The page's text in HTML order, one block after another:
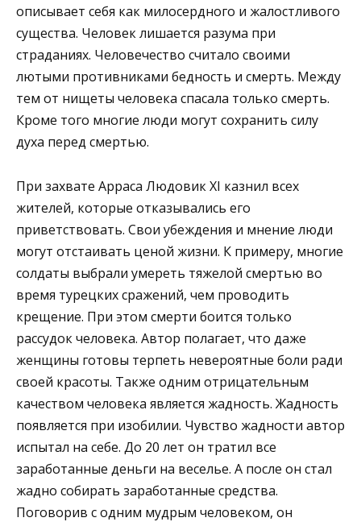
описывает себя как милосердного и жалостливого
существа. Человек лишается разума при
страданиях. Человечество считало своими
лютыми противниками бедность и смерть. Между
тем от нищеты человека спасала только смерть.
Кроме того многие люди могут сохранить силу
духа перед смертью.
При захвате Арраса Людовик XI казнил всех
жителей, которые отказывались его
приветствовать. Свои убеждения и мнение люди
могут отстаивать ценой жизни. К примеру, многие
солдаты выбрали умереть тяжелой смертью во
время турецких сражений, чем проводить
крещение. При этом смерти боится только
рассудок человека. Автор полагает, что даже
женщины готовы терпеть невероятные боли ради
своей красоты. Также одним отрицательным
качеством человека является жадность. Жадность
появляется при изобилии. Чувство жадности автор
испытал на себе. До 20 лет он тратил все
заработанные деньги на веселье. А после он стал
жадно собирать заработанные средства.
Поговорив с одним мудрым человеком, он